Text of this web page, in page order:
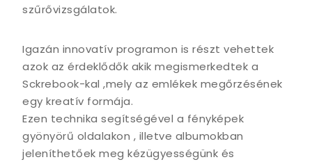
szűrővizsgálatok.
Igazán innovatív programon is részt vehettek
azok az érdeklődők akik megismerkedtek a
Sckrebook-kal ,mely az emlékek megőrzésének
egy kreatív formája.
Ezen technika segítségével a fényképek
gyönyörű oldalakon , illetve albumokban
jeleníthetőek meg kézügyességünk és